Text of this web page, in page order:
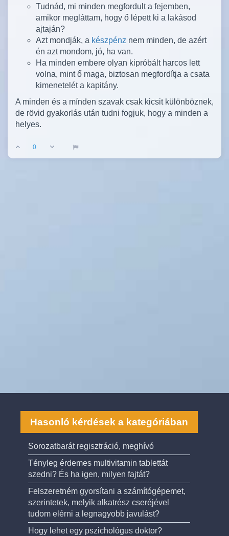
Tudnád, mi minden megfordult a fejemben,
amikor megláttam, hogy ő lépett ki a lakásod
ajtaján?
Azt mondják, a készpénz nem minden, de azért
én azt mondom, jó, ha van.
Ha minden embere olyan kipróbált harcos lett
volna, mint ő maga, biztosan megfordítja a csata
kimenetelét a kapitány.
A minden és a mínden szavak csak kicsit különböznek,
de rövid gyakorlás után tudni fogjuk, hogy a minden a
helyes.
0
Hasonló kérdések a kategóriában
Sorozatbarát regisztráció, meghívó
Tényleg érdemes multivitamin tablettát
szedni? És ha igen, milyen fajtát?
Felszeretném gyorsítani a számítógépemet,
szerintetek, melyik alkatrész cseréjével
tudom elérni a legnagyobb javulást?
Hogy lehet egy pszichológus doktor?